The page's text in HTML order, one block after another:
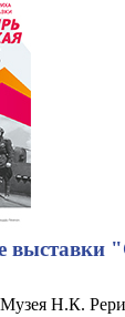
выставки
Н.К.